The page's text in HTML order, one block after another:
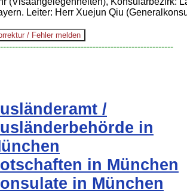
Leiter: Herr Xuejun Qiu
/
in
in München
in München